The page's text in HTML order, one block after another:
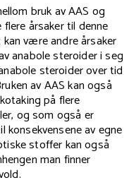
bruk av AAS og
årsaker til denne
være andre årsaker
anabole steroider i seg
steroider over tid
av AAS kan også
på flere
og som også er
av egne
stoffer kan også
man finner